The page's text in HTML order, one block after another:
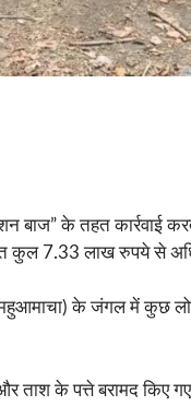
बाज” के तहत
कुल 7.33 लाख रुपये से
(महुआमाचा) के जंगल में
के पत्ते बरामद किए